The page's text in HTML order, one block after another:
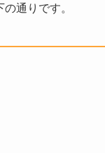
通りです。